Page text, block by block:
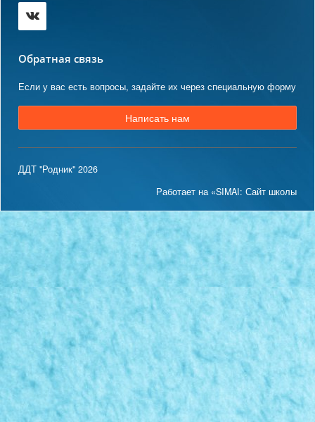
Обратная связь
Если у вас есть вопросы, задайте их через специальную форму
Написать нам
ДДТ "Родник" 2026
Работает на «SIMAI: Сайт школы